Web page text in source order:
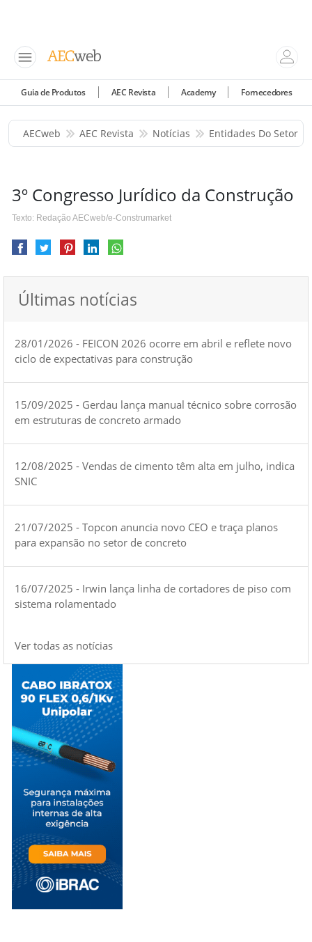
Guia de Produtos AEC Revista Academy Fornecedores
AECweb AEC Revista Notícias Entidades Do Setor
3º Congresso Jurídico da Construção
Texto: Redação AECweb/e-Construmarket
Últimas notícias
28/01/2026 - FEICON 2026 ocorre em abril e reflete novo
ciclo de expectativas para construção
15/09/2025 - Gerdau lança manual técnico sobre corrosão
em estruturas de concreto armado
12/08/2025 - Vendas de cimento têm alta em julho, indica
SNIC
21/07/2025 - Topcon anuncia novo CEO e traça planos
para expansão no setor de concreto
16/07/2025 - Irwin lança linha de cortadores de piso com
sistema rolamentado
Ver todas as notícias